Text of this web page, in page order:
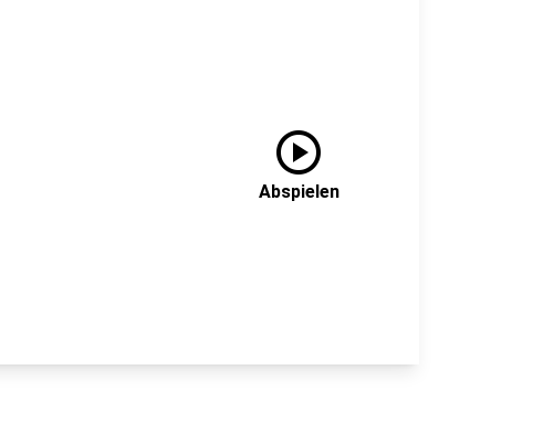
play_circle
Abspielen